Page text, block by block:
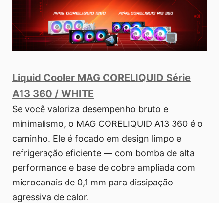
Liquid Cooler MAG CORELIQUID Série
A13 360 / WHITE
Se você valoriza desempenho bruto e
minimalismo, o MAG CORELIQUID A13 360 é o
caminho. Ele é focado em design limpo e
refrigeração eficiente — com bomba de alta
performance e base de cobre ampliada com
microcanais de 0,1 mm para dissipação
agressiva de calor.